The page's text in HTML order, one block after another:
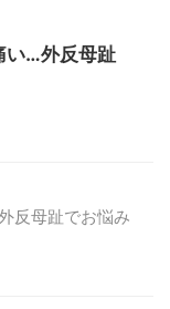
い…外反母趾
反母趾でお悩み